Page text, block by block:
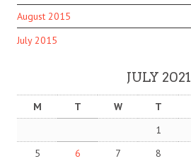
August 2015
July 2015
JULY 2021
M T W T
1
5
6 7 8